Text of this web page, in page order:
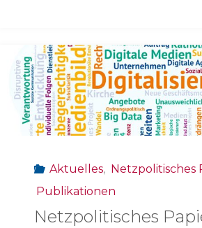
Themenspecial
von
Internet-
Aktuelles, Netzpolitisches
Publikationen
Netzpolitisches